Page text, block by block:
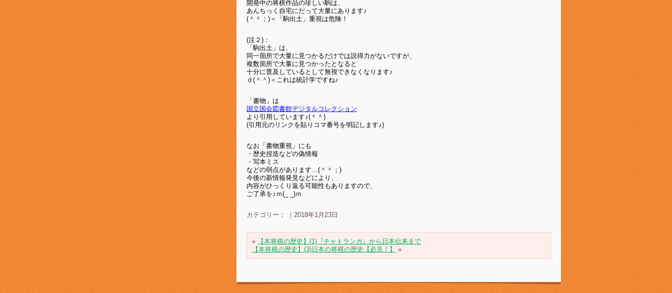
開発中の将棋作品の珍しい駒は、
あんちっく自宅にだって大量にあります♪
(＾＾；)＜「駒出土」重視は危険！
(注２)：
「駒出土」は、
同一箇所で大量に見つかるだけでは説得力がないですが、
複数箇所で大量に見つかったとなると
十分に普及しているとして無視できなくなります♪
ｄ(＾＾)＜これは統計学ですね♪
「書物」は
国立国会図書館デジタルコレクション
より引用しています♪(＾＾)
(引用元のリンクを貼りコマ番号を明記します♪)
なお「書物重視」にも
・歴史捏造などの偽情報
・写本ミス
などの弱点があります…(＾＾；)
今後の新情報発見などにより、
内容がひっくり返る可能性もありますので、
ご了承を♪ｍ(_ _)ｍ
カテゴリー： ｜2018年1月23日
«
【本将棋の歴史】(1)『チャトランガ』から日本伝来まで
【本将棋の歴史】(3)日本の将棋の歴史【必見！】
»